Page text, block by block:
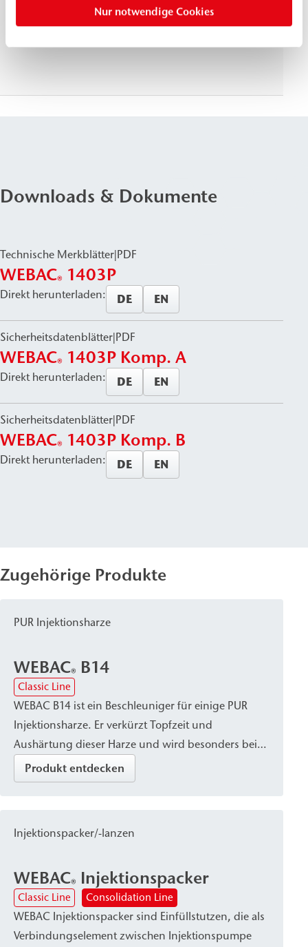
Nur notwendige Cookies
Reißdehnung
Downloads & Dokumente
Technische Merkblätter|PDF
WEBAC® 1403P
Direkt herunterladen: DE EN
Sicherheitsdatenblätter|PDF
WEBAC® 1403P Komp. A
Direkt herunterladen: DE EN
Sicherheitsdatenblätter|PDF
WEBAC® 1403P Komp. B
Direkt herunterladen: DE EN
Zugehörige Produkte
PUR Injektionsharze
WEBAC® B14
Classic Line
WEBAC B14 ist ein Beschleuniger für einige PUR
Injektionsharze. Er verkürzt Topfzeit und
Aushärtung dieser Harze und wird besonders bei
niedrigen Temperaturen empfohlen.
Produkt entdecken
Injektionspacker/-lanzen
WEBAC® Injektionspacker
Classic Line Consolidation Line
WEBAC Injektionspacker sind Einfüllstutzen, die als
Verbindungselement zwischen Injektionspumpe